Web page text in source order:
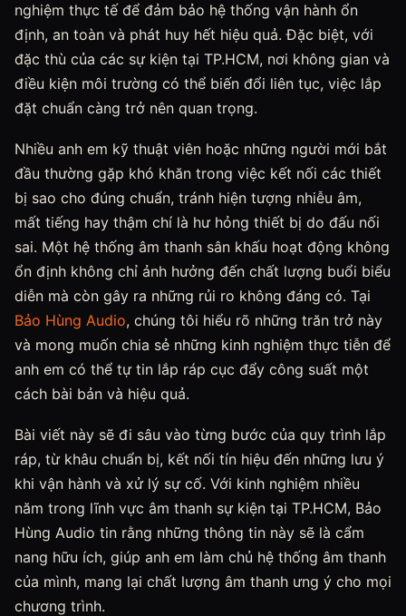
nghiệm thực tế để đảm bảo hệ thống vận hành ổn
định, an toàn và phát huy hết hiệu quả. Đặc biệt, với
đặc thù của các sự kiện tại TP.HCM, nơi không gian và
điều kiện môi trường có thể biến đổi liên tục, việc lắp
đặt chuẩn càng trở nên quan trọng.
Nhiều anh em kỹ thuật viên hoặc những người mới bắt
đầu thường gặp khó khăn trong việc kết nối các thiết
bị sao cho đúng chuẩn, tránh hiện tượng nhiễu âm,
mất tiếng hay thậm chí là hư hỏng thiết bị do đấu nối
sai. Một hệ thống âm thanh sân khấu hoạt động không
ổn định không chỉ ảnh hưởng đến chất lượng buổi biểu
diễn mà còn gây ra những rủi ro không đáng có. Tại
Bảo Hùng Audio, chúng tôi hiểu rõ những trăn trở này
và mong muốn chia sẻ những kinh nghiệm thực tiễn để
anh em có thể tự tin lắp ráp cục đẩy công suất một
cách bài bản và hiệu quả.
Bài viết này sẽ đi sâu vào từng bước của quy trình lắp
ráp, từ khâu chuẩn bị, kết nối tín hiệu đến những lưu ý
khi vận hành và xử lý sự cố. Với kinh nghiệm nhiều
năm trong lĩnh vực âm thanh sự kiện tại TP.HCM, Bảo
Hùng Audio tin rằng những thông tin này sẽ là cẩm
nang hữu ích, giúp anh em làm chủ hệ thống âm thanh
của mình, mang lại chất lượng âm thanh ưng ý cho mọi
chương trình.